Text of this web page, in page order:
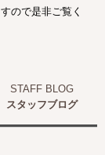
ので是非ご覧く
スタッフブログ